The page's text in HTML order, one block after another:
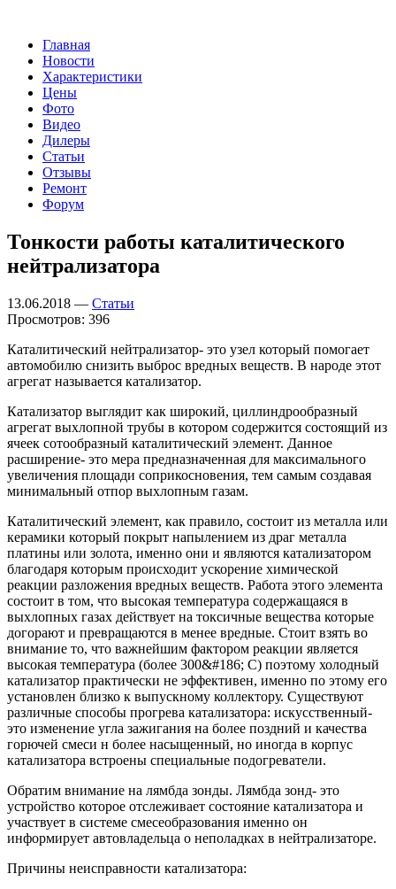
Главная
Новости
Характеристики
Цены
Фото
Видео
Дилеры
Статьи
Отзывы
Ремонт
Форум
Тонкости работы каталитического
нейтрализатора
13.06.2018 — Статьи
Просмотров: 396
Каталитический нейтрализатор- это узел который помогает
автомобилю снизить выброс вредных веществ. В народе этот
агрегат называется катализатор.
Катализатор выглядит как широкий, циллиндрообразный
агрегат выхлопной трубы в котором содержится состоящий из
ячеек сотообразный каталитический элемент. Данное
расширение- это мера предназначенная для максимального
увеличения площади соприкосновения, тем самым создавая
минимальный отпор выхлопным газам.
Каталитический элемент, как правило, состоит из металла или
керамики который покрыт напылением из драг металла
платины или золота, именно они и являются катализатором
благодаря которым происходит ускорение химической
реакции разложения вредных веществ. Работа этого элемента
состоит в том, что высокая температура содержащаяся в
выхлопных газах действует на токсичные вещества которые
догорают и превращаются в менее вредные. Стоит взять во
внимание то, что важнейшим фактором реакции является
высокая температура (более 300&#186; С) поэтому холодный
катализатор практически не эффективен, именно по этому его
установлен близко к выпускному коллектору. Существуют
различные способы прогрева катализатора: искусственный-
это изменение угла зажигания на более поздний и качества
горючей смеси н более насыщенный, но иногда в корпус
катализатора встроены специальные подогреватели.
Обратим внимание на лямбда зонды. Лямбда зонд- это
устройство которое отслеживает состояние катализатора и
участвует в системе смесеобразования именно он
информирует автовладельца о неполадках в нейтрализаторе.
Причины неисправности катализатора: